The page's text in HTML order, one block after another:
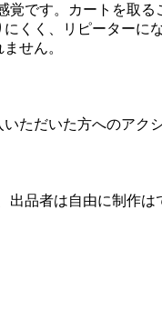
覚です。カートを取
くく、リピーター
せん。
ただいた方へのアク
品者は自由に制作